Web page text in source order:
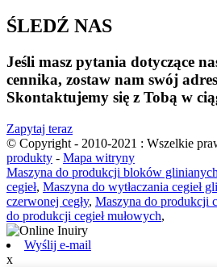
ŚLEDŹ NAS
Jeśli masz pytania dotyczące
cennika, zostaw nam swój
Skontaktujemy się z Tobą w
Zapytaj teraz
© Copyright - 2010-2021 : Wszelkie
produkty - Mapa witryny
Maszyna do produkcji bloków glinianych
cegieł, Maszyna do wytłaczania cegieł
czerwonej cegły, Maszyna do produkcji
do produkcji cegieł mułowych,
Wyślij e-mail
x